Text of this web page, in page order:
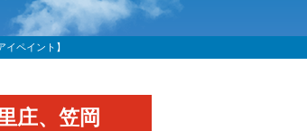
ペイント】
庄、笠岡